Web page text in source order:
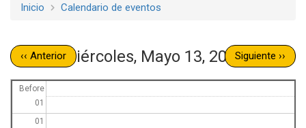
enlaces
de
ayuda
a
Inicio Calendario de eventos
Miércoles, Mayo 13, 2026
Paginación
‹‹ Anterior Siguiente ››
Before
01
01